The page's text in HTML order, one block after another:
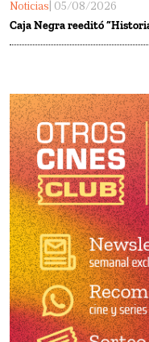
Noticias | 05/08/2026
Caja Negra reeditó